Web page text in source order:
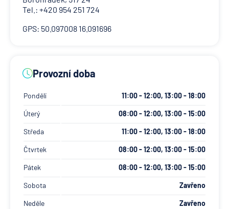
Tel.: +420 954 251 724
GPS: 50.097008 16.091696
Provozní doba
Pondělí 11:00 - 12:00, 13:00 - 18:00
Úterý 08:00 - 12:00, 13:00 - 15:00
Středa 11:00 - 12:00, 13:00 - 18:00
Čtvrtek 08:00 - 12:00, 13:00 - 15:00
Pátek 08:00 - 12:00, 13:00 - 15:00
Sobota Zavřeno
Neděle Zavřeno